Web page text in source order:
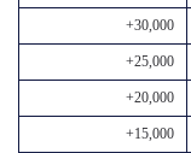
+30,000
+25,000
+20,000
+15,000